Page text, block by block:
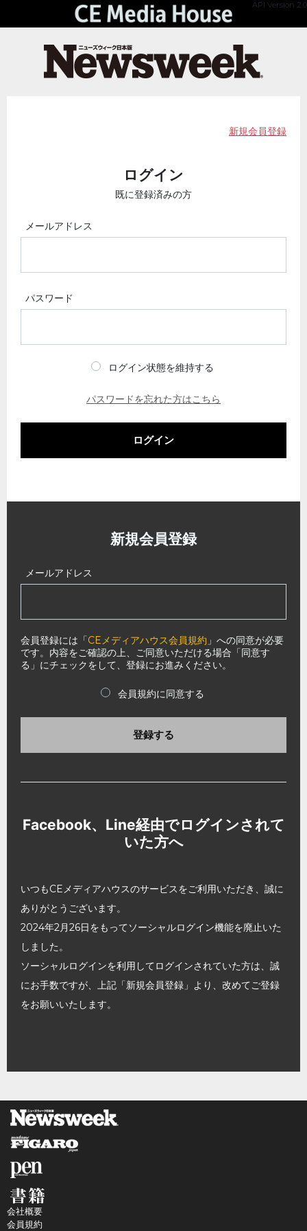
API Version 2.0
新規会員登録
ログイン
既に登録済みの方
メールアドレス
パスワード
ログイン状態を維持する
パスワードを忘れた方はこちら
ログイン
新規会員登録
メールアドレス
会員登録には「CEメディアハウス会員規約 」への同意が必要
です。内容をご確認の上、ご同意いただける場合「同意す
る」にチェックをして、登録にお進みください。
会員規約に同意する
登録する
Facebook、Line経由でログインされて
いた方へ
いつもCEメディアハウスのサービスをご利用いただき、誠に
ありがとうございます。
2024年2月26日をもってソーシャルログイン機能を廃止いた
しました。
ソーシャルログインを利用してログインされていた方は、誠
にお手数ですが、上記「新規会員登録」より、改めてご登録
をお願いいたします。
会社概要
会員規約